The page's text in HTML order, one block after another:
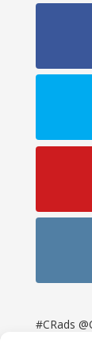
#CRads